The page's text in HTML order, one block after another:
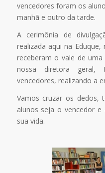
vencedores foram os
manhã e outro da tarde.
A cerimônia de
realizada aqui na
receberam o vale de
nossa diretora geral,
vencedores, realizando a
Vamos cruzar os dedos,
alunos seja o vencedor
sua vida.